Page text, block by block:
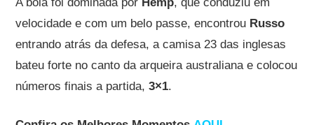
velocidade e com um belo passe, encontrou Russo
entrando atrás da defesa, a camisa 23 das inglesas
bateu forte no canto da arqueira australiana e colocou
números finais a partida,3×1.